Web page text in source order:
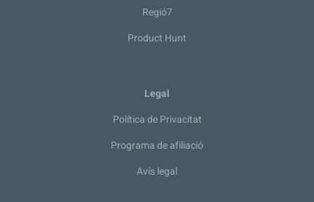
Regió7
Product Hunt
Legal
Política de Privacitat
Programa de afiliació
Avís legal